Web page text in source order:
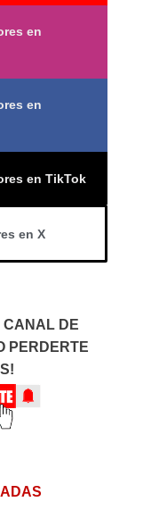
en
en
en TikTok
en X
CANAL DE
PERDERTE